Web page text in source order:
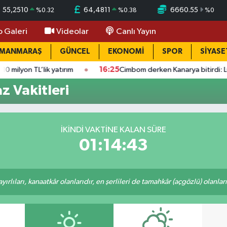
55,2510 %0.32 64,4811 %0.38 6660.55 %0
Galeri Videolar Canlı Yayın
GÜNCEL EKONOMİ SPOR
yatırım 16:25Cimbom derken Kanarya bitirdi: Lukaku adım
Vakitleri
İKINDI VAKTINE KALAN SÜRE
01:14:42
kanaatkâr olanlarıdır, en şerlileri de tamahkâr (açgözlü)